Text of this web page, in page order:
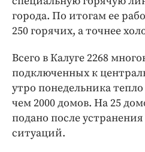
города. По итогам ее
250 горячих, а точнее
Всего в Калуге 2268
подключенных к
утро понедельника
чем 2000 домов. На 25
подано после
ситуаций.